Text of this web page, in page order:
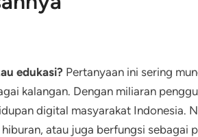
edukasi? Pertanyaan ini sering
kalangan. Dengan miliaran
digital masyarakat Indonesia.
atau juga berfungsi sebagai